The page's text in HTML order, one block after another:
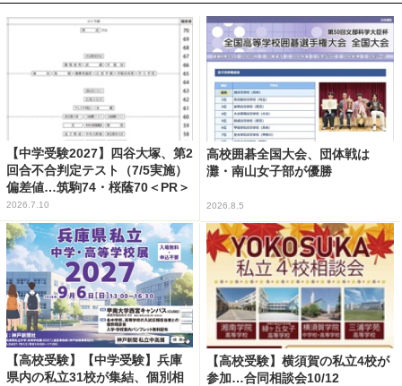
【中学受験2027】四谷大塚、第2
回合不合判定テスト（7/5実施）
偏差値…筑駒74・桜蔭70＜PR＞
2026.7.10
高校囲碁全国大会、団体戦は
灘・南山女子部が優勝
2026.8.5
【高校受験】【中学受験】兵庫
県内の私立31校が集結、個別相
【高校受験】横須賀の私立4校が
参加…合同相談会10/12